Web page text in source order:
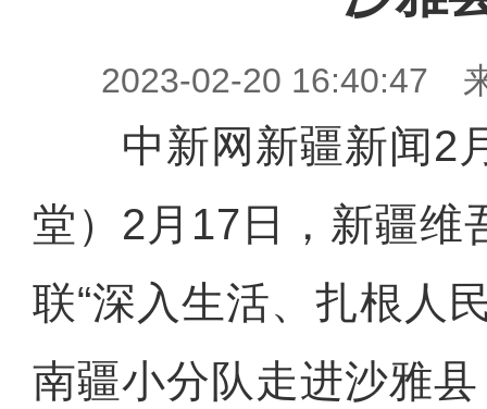
2023-02-20 16:40:47
中新网新疆新闻2
堂）2月17日，新疆维
联“深入生活、扎根人
南疆小分队走进沙雅